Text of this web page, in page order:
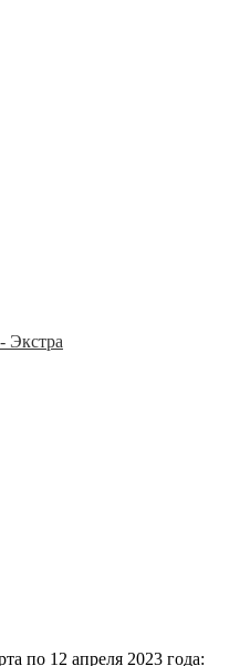
Экстра
по 12 апреля 2023 года: